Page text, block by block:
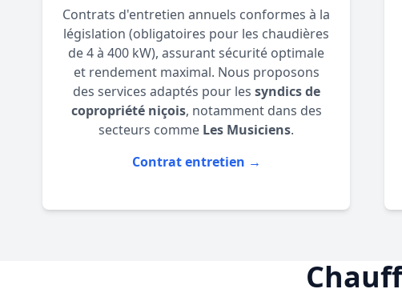
Contrats d'entretien annuels conformes à la
législation (obligatoires pour les chaudières
de 4 à 400 kW), assurant sécurité optimale
et rendement maximal. Nous proposons
des services adaptés pour les syndics de
copropriété niçois, notamment dans des
secteurs comme Les Musiciens.
Contrat entretien →